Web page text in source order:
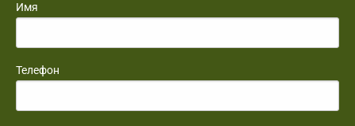
Имя
Телефон